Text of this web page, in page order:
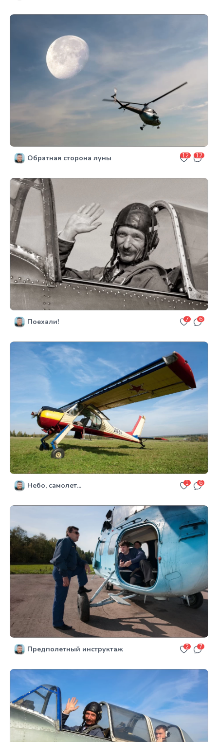
Обратная сторона луны 12 12
Поехали! 7 6
Небо, самолет... 1 6
Предполетный инструктаж 2 7